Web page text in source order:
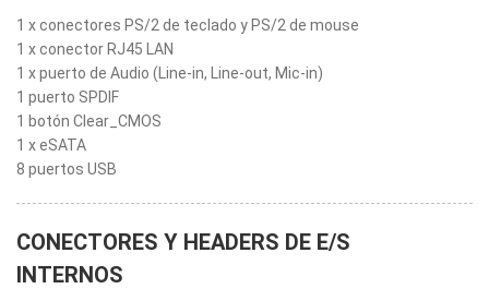
1 x conectores PS/2 de teclado y PS/2 de mouse
1 x conector RJ45 LAN
1 x puerto de Audio (Line-in, Line-out, Mic-in)
1 puerto SPDIF
1 botón Clear_CMOS
1 x eSATA
8 puertos USB
CONECTORES Y HEADERS DE E/S
INTERNOS